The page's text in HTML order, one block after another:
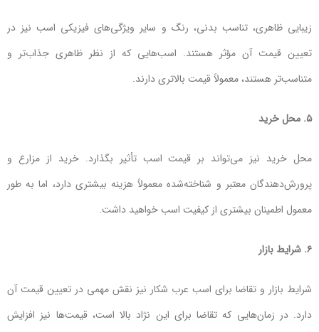
زیبایی ظاهری، تناسب بدنی، رنگ و سایر ویژگی‌های فیزیکی اسب نیز در
تعیین قیمت آن مؤثر هستند. اسب‌هایی که از نظر ظاهری جذاب‌تر و
متناسب‌تر هستند، معمولاً قیمت بالاتری دارند.
۵. محل خرید
محل خرید نیز می‌تواند بر قیمت اسب تأثیر بگذارد. خرید از مزارع و
پرورش‌دهندگان معتبر و شناخته‌شده معمولاً هزینه بیشتری دارد، اما به طور
معمول اطمینان بیشتری از کیفیت اسب خواهید داشت.
۶. شرایط بازار
شرایط بازار و تقاضا برای اسب عرب شکار نیز نقش مهمی در تعیین قیمت آن
دارد. در زمان‌هایی که تقاضا برای این نژاد بالا است، قیمت‌ها نیز افزایش